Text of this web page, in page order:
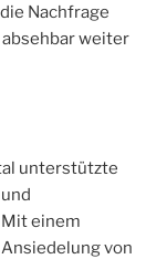
Nachfrage
weiter
unterstützte
einem
von